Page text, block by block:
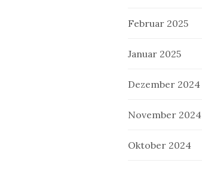
Februar 2025
Januar 2025
Dezember 2024
November 2024
Oktober 2024